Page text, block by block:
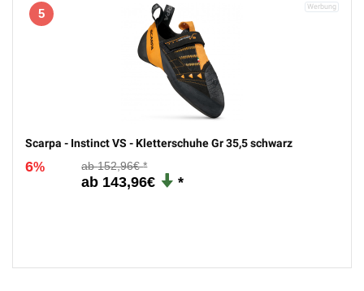
Scarpa - Instinct VS - Kletterschuhe Gr 35,5 schwarz
152,96€